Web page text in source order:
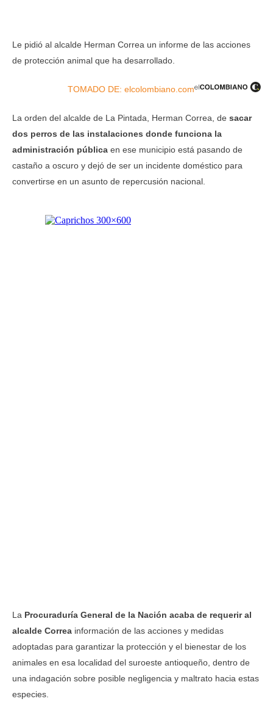
Le pidió al alcalde Herman Correa un informe de las acciones
de protección animal que ha desarrollado.
TOMADO DE: elcolombiano.com
La orden del alcalde de La Pintada, Herman Correa, de sacar
dos perros de las instalaciones donde funciona la
administración pública en ese municipio está pasando de
castaño a oscuro y dejó de ser un incidente doméstico para
convertirse en un asunto de repercusión nacional.
La Procuraduría General de la Nación acaba de requerir al
alcalde Correa información de las acciones y medidas
adoptadas para garantizar la protección y el bienestar de los
animales en esa localidad del suroeste antioqueño, dentro de
una indagación sobre posible negligencia y maltrato hacia estas
especies.